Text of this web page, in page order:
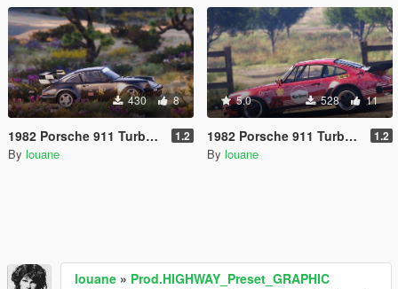
430 8
1982 Porsche 911 Turbo John Player Special Livery [4K] 1.2
By louane
5.0 528 11
1982 Porsche 911 Turbo Marlboro Livery Packs [2K- 4K] 1.2
By louane
louane » Prod.HIGHWAY_Preset_GRAPHIC